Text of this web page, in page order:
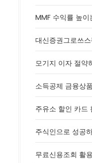
MMF 수익률 높이
대신증권그로쓰
모기지 이자 절약
소득공제 금융상
주유소 할인 카드
주식인으로 성공
무료신용조회 활